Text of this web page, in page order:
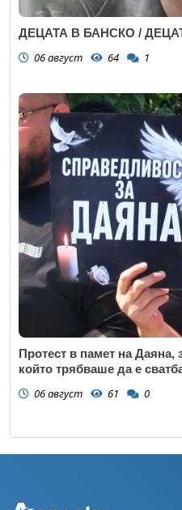
ДЕЦАТА В БАНСКО /
06 август 64 1
Протест в памет на Даяна,
който трябваше да е
06 август 61 0